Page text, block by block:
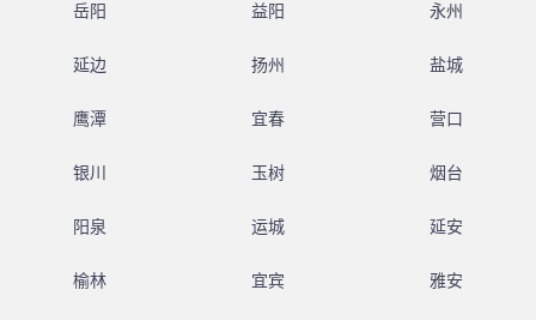
岳阳 益阳 永州
延边 扬州 盐城
鹰潭 宜春 营口
银川 玉树 烟台
阳泉 运城 延安
榆林 宜宾 雅安